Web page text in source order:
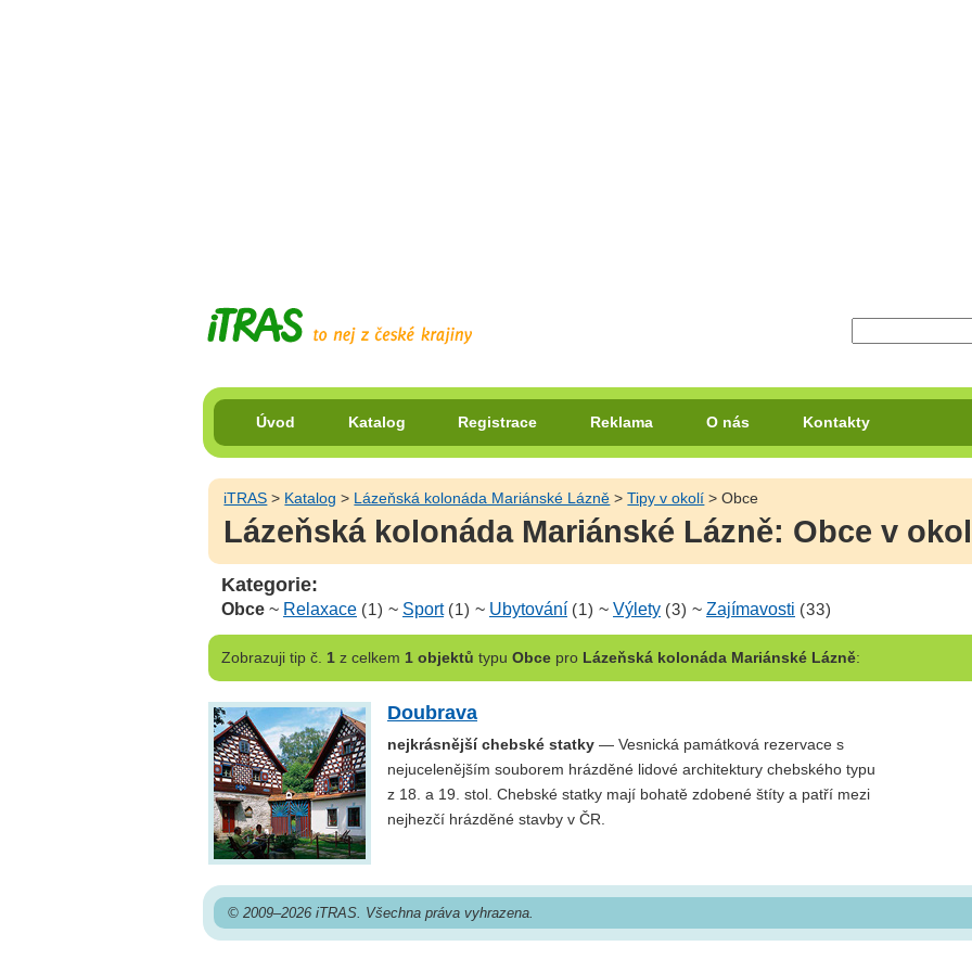
Úvod Katalog Registrace Reklama O nás Kontakty
iTRAS > Katalog > Lázeňská kolonáda Mariánské Lázně >Tipy v okolí > Obce
Lázeňská kolonáda Mariánské Lázně: Obce v
Kategorie:
Obce ~ Relaxace (1) ~ Sport (1) ~ Ubytování (1) ~ Výlety (3) ~ Zajímavosti (33)
Zobrazujitip č. 1z celkem 1 objektů typu Obcepro Lázeňská kolonáda Mariánské Lázně:
Doubrava
nejkrásnější chebské statky — Vesnická památková rezervace s
nejucelenějším souborem hrázděné lidové architektury chebského typu
z 18. a 19. stol. Chebské statky mají bohatě zdobené štíty a patří mezi
nejhezčí hrázděné stavby v ČR.
© 2009–2026 iTRAS. Všechna práva vyhrazena.